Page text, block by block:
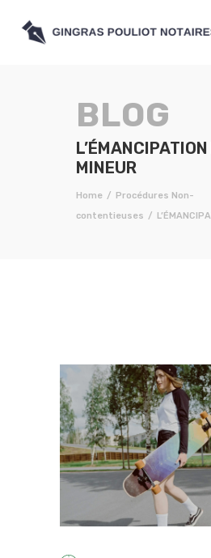
L’ÉMANCIPATION
MINEUR
Home
Procédures Non-
contentieuses